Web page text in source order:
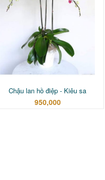
Chậu lan hồ điệp - Kiêu sa
950,000